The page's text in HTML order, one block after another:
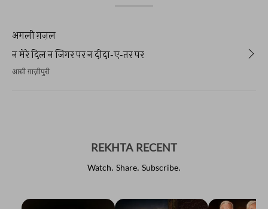
अगली ग़ज़ल
न मेरे दिल न जिगर पर न दीदा-ए-तर पर
आसी ग़ाज़ीपुरी
REKHTA RECENT
Watch. Share. Subscribe.